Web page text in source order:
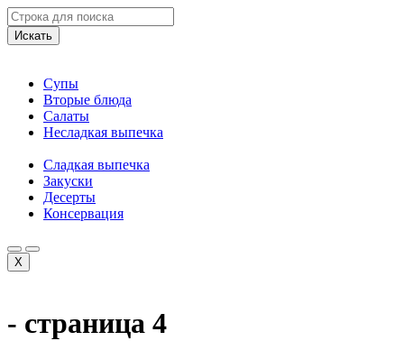
Искать
Супы
Вторые блюда
Салаты
Несладкая выпечка
Сладкая выпечка
Закуски
Десерты
Консервация
X
- страница 4